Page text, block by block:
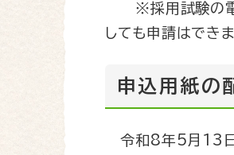
※採用試験の電
しても申請はできま
申込用紙の
令和8年5月13日